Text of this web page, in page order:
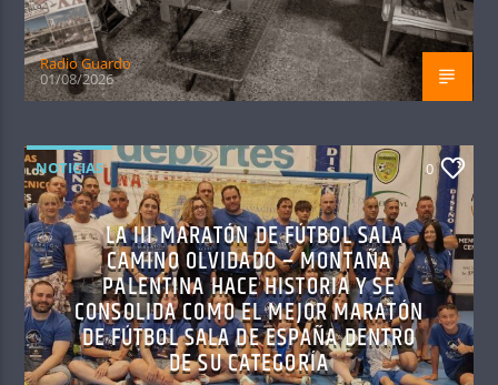
Radio Guardo
01/08/2026
NOTICIAS 0
LA III MARATÓN DE FÚTBOL SALA
CAMINO OLVIDADO – MONTAÑA
PALENTINA HACE HISTORIA Y SE
CONSOLIDA COMO EL MEJOR MARATÓN
DE FÚTBOL SALA DE ESPAÑA DENTRO
DE SU CATEGORÍA